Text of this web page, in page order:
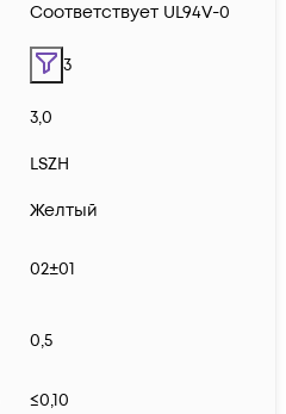
Соответствует UL94V-0
3
3,0
LSZH
Желтый
02±01
0,5
≤0,10